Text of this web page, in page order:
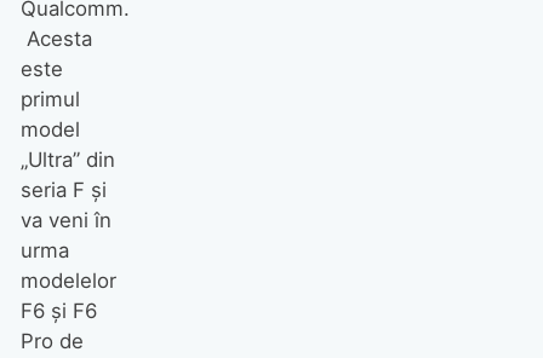
Qualcomm.
Acesta
este
primul
model
„Ultra” din
seria F și
va veni în
urma
modelelor
F6 și F6
Pro de